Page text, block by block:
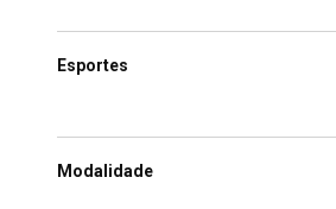
Esportes
Modalidade